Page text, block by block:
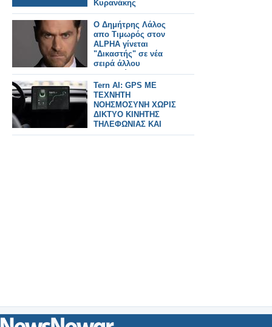
Κυρανάκης
Ο Δημήτρης Λάλος
απο Τιμωρός στον
ALPHA γίνεται
"Δικαστής" σε νέα
σειρά άλλου
καναλιού...
Tern AI: GPS ΜΕ
ΤΕΧΝΗΤΗ
ΝΟΗΣΜΟΣΥΝΗ ΧΩΡΙΣ
ΔΙΚΤΥΟ ΚΙΝΗΤΗΣ
ΤΗΛΕΦΩΝΙΑΣ ΚΑΙ
ΔΟΡΥΦΟΡΟΥΣ